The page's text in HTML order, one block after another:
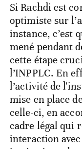
Si Rachdi est
optimiste sur
instance, c’est
mené pendant
cette étape
l’INPPLC. En
l’activité de
mise en place
celle-ci, en
cadre légal qui
interaction